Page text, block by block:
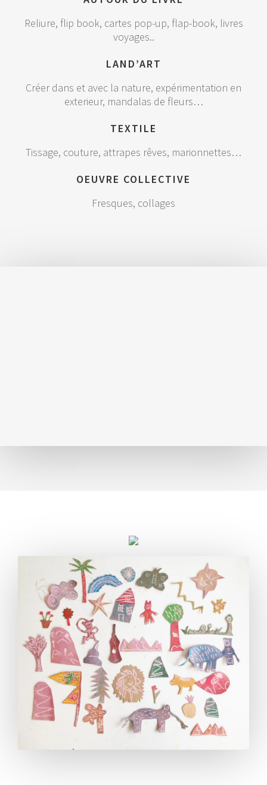
Reliure, flip book, cartes pop-up, flap-book, livres
voyages..
LAND’ART
Créer dans et avec la nature, expérimentation en
exterieur, mandalas de fleurs…
TEXTILE
Tissage, couture, attrapes rêves, marionnettes…
OEUVRE COLLECTIVE
Fresques, collages